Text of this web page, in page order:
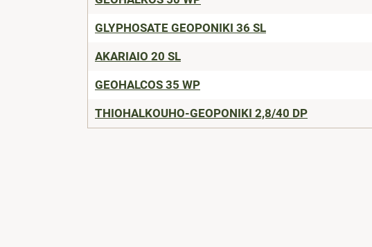
GLYPHOSATE GEOPONIKI 36 SL
AKARIAIO 20 SL
GEOHALCOS 35 WP
THIOHALKOUHO-GEOPONIKI 2,8/40 DP